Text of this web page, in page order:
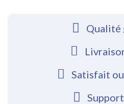
Qualité
Satisfait